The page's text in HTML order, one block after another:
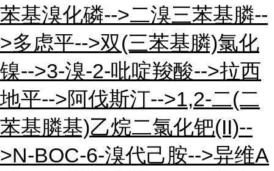
苯基溴化磷-->二溴三苯基膦--
>多虑平-->双(三苯基膦)氯化
镍-->3-溴-2-吡啶羧酸-->拉西
地平-->阿伐斯汀-->1,2-二(二
苯基膦基)乙烷二氯化钯(II)--
>N-BOC-6-溴代己胺-->异维A